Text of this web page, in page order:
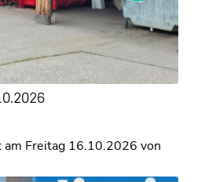
Freitag 16.10.2026 von